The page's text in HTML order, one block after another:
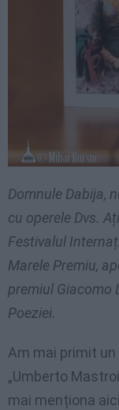
Domnule Dabija,
cu operele Dvs.
Festivalul
Marele Premiu,
premiul Giacomo
Poeziei.
Am mai primit
„Umberto
mai menționa